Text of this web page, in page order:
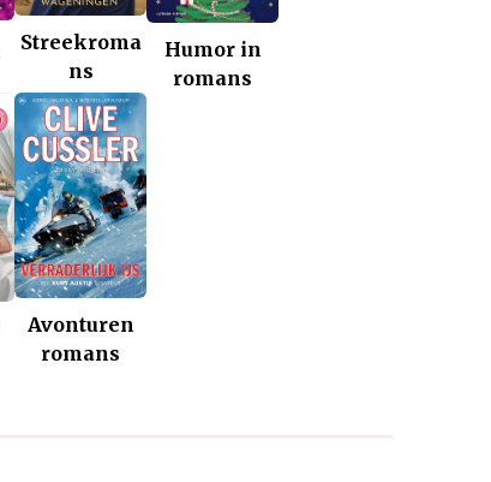
Streekroma
ns
Humor in
romans
Avonturen
romans